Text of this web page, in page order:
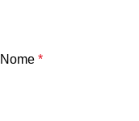
Nome *